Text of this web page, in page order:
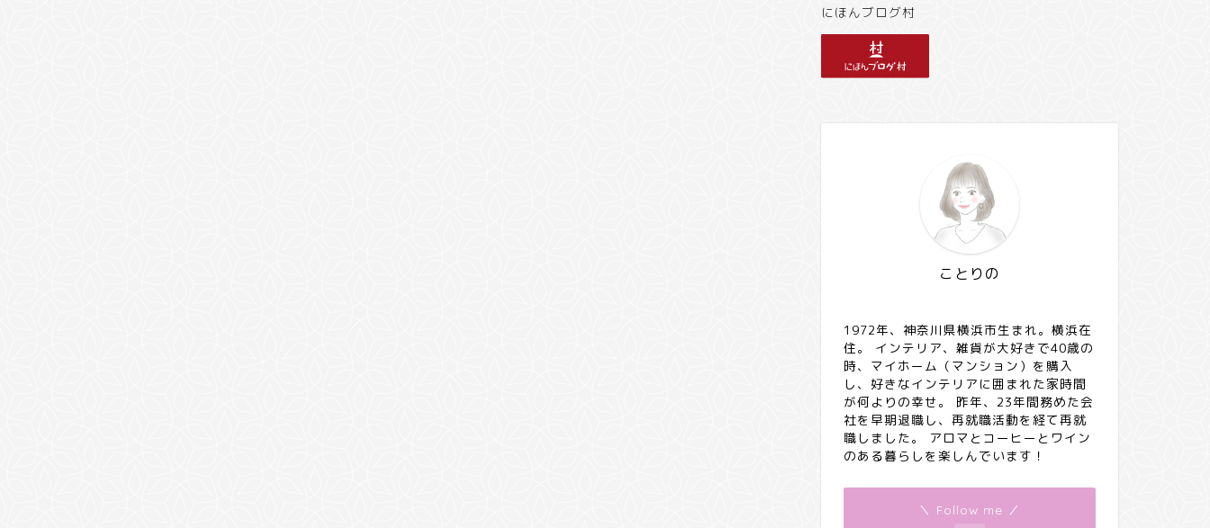
にほんブログ村
ことりの
1972年、神奈川県横浜市生まれ。横浜在
住。 インテリア、雑貨が大好きで40歳の
時、マイホーム（マンション）を購入
し、好きなインテリアに囲まれた家時間
が何よりの幸せ。 昨年、23年間務めた会
社を早期退職し、再就職活動を経て再就
職しました。 アロマとコーヒーとワイン
のある暮らしを楽しんでいます！
＼ Follow me ／